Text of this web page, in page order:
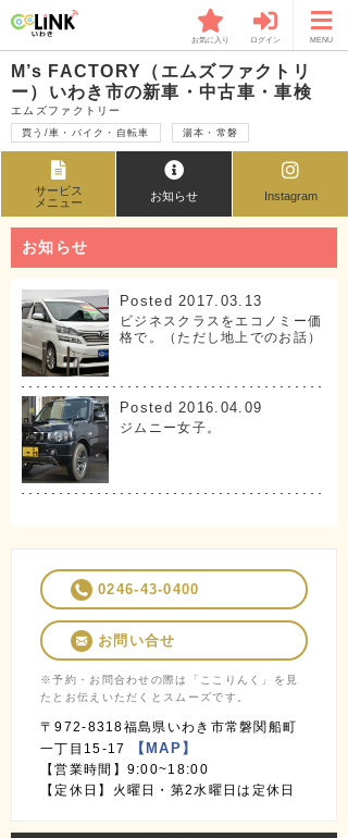
お気に入り ログイン MENU
M’s FACTORY（エムズファクトリ
ー）いわき市の新車・中古車・車検
エムズファクトリー
買う/車・バイク・自転車 湯本・常磐
サービス
メニュー
お知らせ Instagram
お知らせ
Posted 2017.03.13
ビジネスクラスをエコノミー価
格で。（ただし地上でのお話）
Posted 2016.04.09
ジムニー女子。
0246-43-0400
お問い合せ
※予約・お問合わせの際は「ここりんく」を見
たとお伝えいただくとスムーズです。
〒972-8318福島県いわき市常磐関船町
一丁目15-17
【MAP】
【営業時間】9:00~18:00
【定休日】火曜日・第2水曜日は定休日